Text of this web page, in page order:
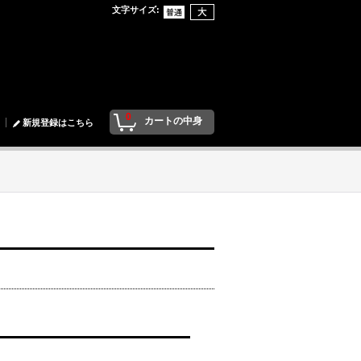
文字サイズ:
0 カートの中身
新規登録はこちら